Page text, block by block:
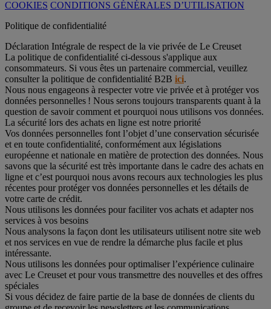
COOKIES CONDITIONS GÉNÉRALES D’UTILISATION
Politique de confidentialité
Déclaration Intégrale de respect de la vie privée de Le Creuset
La politique de confidentialité ci-dessous s'applique aux
consommateurs. Si vous êtes un partenaire commercial, veuillez
consulter la politique de confidentialité B2B ici.
Nous nous engageons à respecter votre vie privée et à protéger vos
données personnelles ! Nous serons toujours transparents quant à la
question de savoir comment et pourquoi nous utilisons vos données.
La sécurité lors des achats en ligne est notre priorité
Vos données personnelles font l’objet d’une conservation sécurisée
et en toute confidentialité, conformément aux législations
européenne et nationale en matière de protection des données. Nous
savons que la sécurité est très importante dans le cadre des achats en
ligne et c’est pourquoi nous avons recours aux technologies les plus
récentes pour protéger vos données personnelles et les détails de
votre carte de crédit.
Nous utilisons les données pour faciliter vos achats et adapter nos
services à vos besoins
Nous analysons la façon dont les utilisateurs utilisent notre site web
et nos services en vue de rendre la démarche plus facile et plus
intéressante.
Nous utilisons les données pour optimaliser l’expérience culinaire
avec Le Creuset et pour vous transmettre des nouvelles et des offres
spéciales
Si vous décidez de faire partie de la base de données de clients du